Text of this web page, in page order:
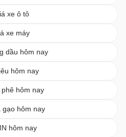
xe ô tô
xe máy
dầu hôm nay
hôm nay
hôm nay
gạo hôm nay
hôm nay